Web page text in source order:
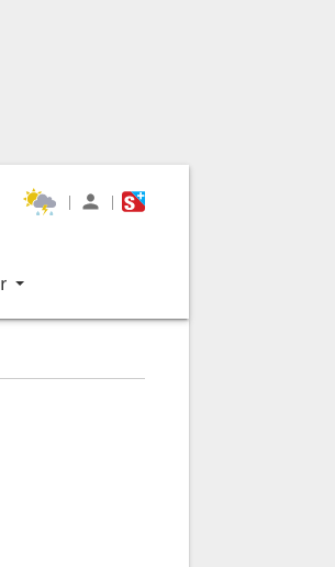
| |